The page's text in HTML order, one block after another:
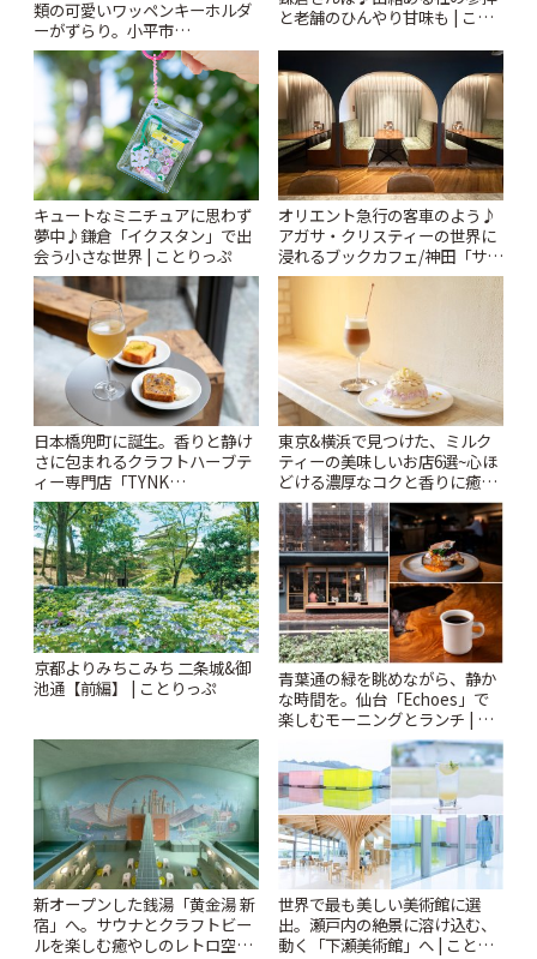
類の可愛いワッペンキーホルダ
ーがずらり。小平市
「Kimamaya T&K」 | ことりっ
ぷ
と老舗のひんやり甘味も | こと
キュートなミニチュアに思わず
夢中♪鎌倉「イクスタン」で出
会う小さな世界 | ことりっぷ
オリエント急行の客車のよう♪
アガサ・クリスティーの世界に
浸れるブックカフェ/神田「サロ
ンクリスティ」 | ことりっぷ
日本橋兜町に誕生。香りと静け
さに包まれるクラフトハーブテ
ィー専門店「TYNK
Kabutocho」 | ことりっぷ
東京&横浜で見つけた、ミルク
ティーの美味しいお店6選~心ほ
どける濃厚なコクと香りに癒や
されるティータイム~ | ことりっ
ぷ
京都よりみちこみち 二条城&御
池通【前編】 | ことりっぷ
青葉通の緑を眺めながら、静か
な時間を。仙台「Echoes」で
楽しむモーニングとランチ | こ
新オープンした銭湯「黄金湯 新
宿」へ。サウナとクラフトビー
ルを楽しむ癒やしのレトロ空間
世界で最も美しい美術館に選
出。瀬戸内の絶景に溶け込む、
動く「下瀬美術館」へ | ことり